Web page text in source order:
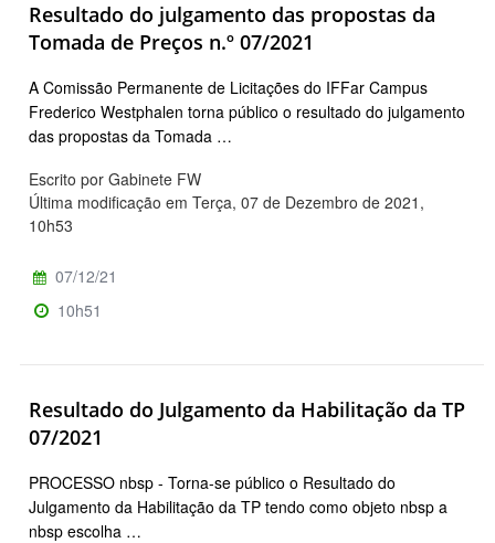
Resultado do julgamento das propostas da
Tomada de Preços n.º 07/2021
A Comissão Permanente de Licitações do IFFar Campus
Frederico Westphalen torna público o resultado do julgamento
das propostas da Tomada …
Escrito por Gabinete FW
Última modificação em Terça, 07 de Dezembro de 2021,
10h53
07/12/21
10h51
Resultado do Julgamento da Habilitação da TP
07/2021
PROCESSO nbsp - Torna-se público o Resultado do
Julgamento da Habilitação da TP tendo como objeto nbsp a
nbsp escolha …